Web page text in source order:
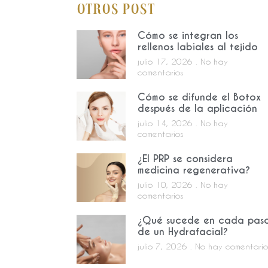
Otros Post
Cómo se integran los
rellenos labiales al tejido
julio 17, 2026
No hay
comentarios
Cómo se difunde el Botox
después de la aplicación
julio 14, 2026
No hay
comentarios
¿El PRP se considera
medicina regenerativa?
julio 10, 2026
No hay
comentarios
¿Qué sucede en cada
de un Hydrafacial?
julio 7, 2026 No hay